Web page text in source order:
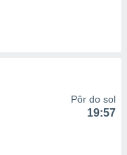
Pôr do sol
19:57